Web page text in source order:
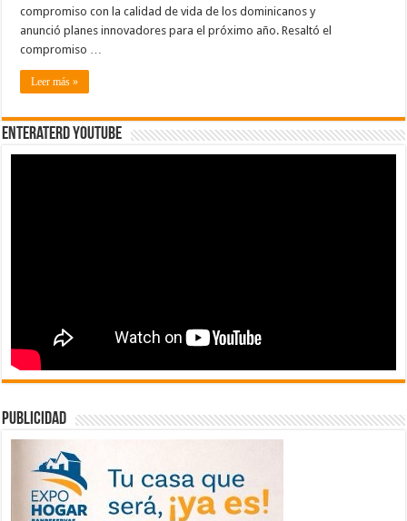
compromiso con la calidad de vida de los dominicanos y
anunció planes innovadores para el próximo año. Resaltó el
compromiso …
Leer más »
EnterateRD YOUTUBE
publicidad